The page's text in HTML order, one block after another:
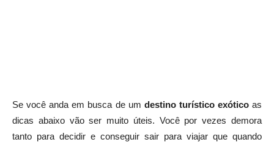
Se você anda em busca de um destino turístico exóticoas
dicas abaixo vão ser muito úteis. Você por vezes demora
tanto para decidir e conseguir sair para viajar que quando